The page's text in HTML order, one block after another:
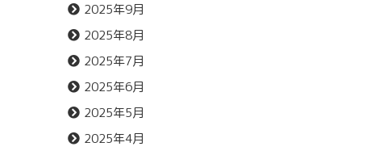
2025年9月
2025年8月
2025年7月
2025年6月
2025年5月
2025年4月